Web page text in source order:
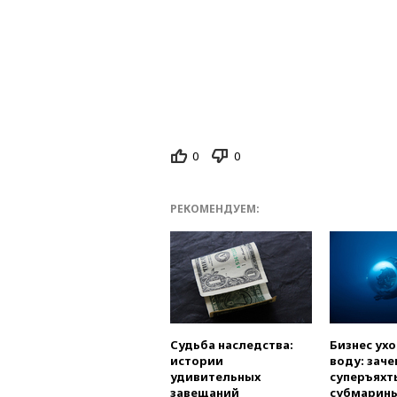
0 0
РЕКОМЕНДУЕМ:
Судьба наследства:
истории
удивительных
завещаний
Бизнес
воду: